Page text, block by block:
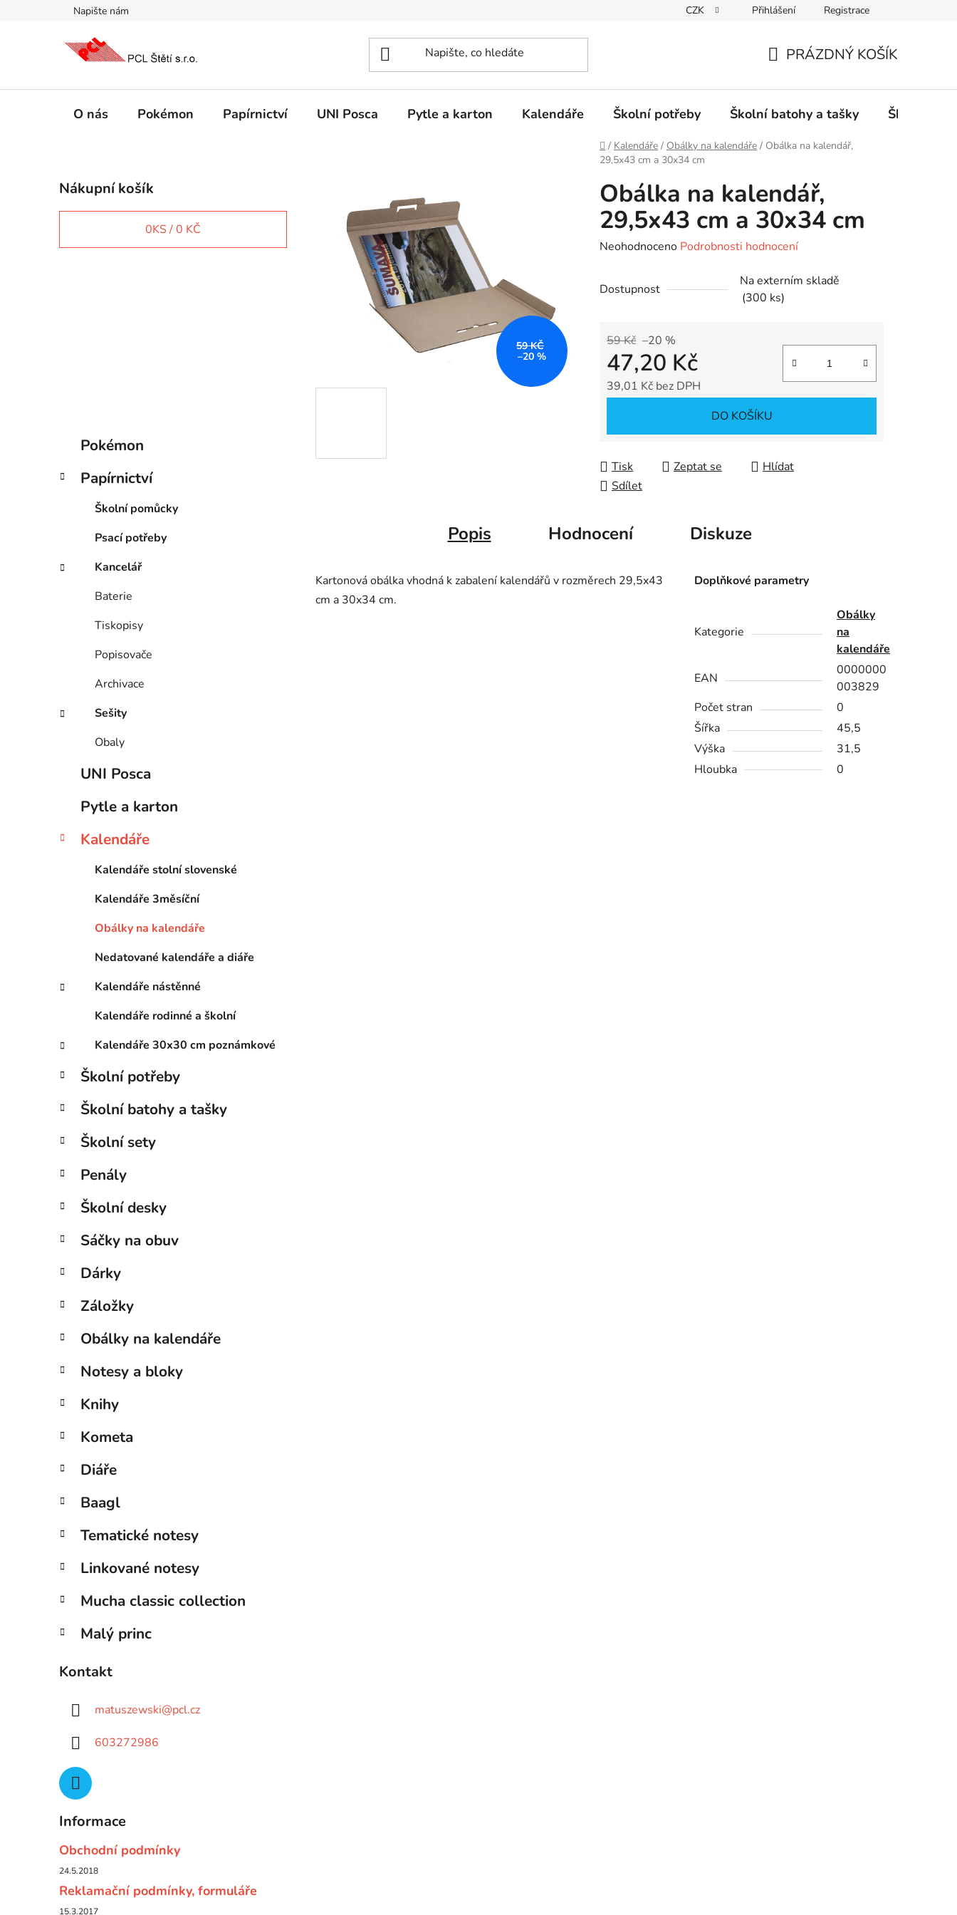
Napište nám CZK Přihlášení Registrace
KOŠÍK
PRÁZDNÝ KOŠÍK
O nás Pokémon Papírnictví UNI Posca Pytle a karton Kalendáře Školní potřeby Školní batohy a tašky Školní sety
Domů
/ Kalendáře / Obálky na kalendáře / Obálka na kalendář,
29,5x43 cm a 30x34 cm
o
s
r
Nákupní košík
0KS /0 KČ
Přeskočit
kategorie
e
e
Pokémon
Papírnictví
Školní pomůcky
Psací potřeby
Kancelář
Baterie
Tiskopisy
Popisovače
Archivace
Sešity
Obaly
UNI Posca
Pytle a karton
Kalendáře
Kalendáře stolní slovenské
Kalendáře 3měsíční
Obálky na kalendáře
Nedatované kalendáře a diáře
Kalendáře nástěnné
Kalendáře rodinné a školní
Kalendáře 30x30 cm poznámkové
Školní potřeby
Školní batohy a tašky
Školní sety
Penály
Školní desky
Sáčky na obuv
Dárky
Záložky
Obálky na kalendáře
Notesy a bloky
Knihy
Kometa
Diáře
Baagl
Tematické notesy
Linkované notesy
Mucha classic collection
Malý princ
Kontakt
matuszewski@pcl.cz
603272986
Informace
Obchodní podmínky
24.5.2018
Reklamační podmínky, formuláře
15.3.2017
Obálka na kalendář,
29,5x43 cm a 30x34 cm
Průměrné
produktu
hvězdiček.
Neohodnoceno Podrobnosti hodnocení
Dostupnost
Na externím skladě
(300 ks)
59 Kč –20 %
47,20 Kč
39,01 Kč bez DPH
DO KOŠÍKU
Tisk Zeptat se
Hlídat
Sdílet
59 KČ
–20 %
Popis Hodnocení Diskuze
Kartonová obálka vhodná k zabalení kalendářů v rozměrech 29,5x43
cm a 30x34 cm.
Doplňkové parametry
Kategorie
Obálky
na
kalendáře
EAN
0000000
003829
Počet stran
0
Šířka
45,5
Výška
31,5
Hloubka
0